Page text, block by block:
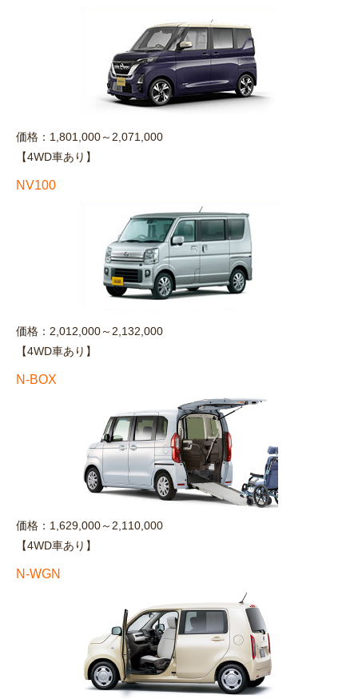
価格：1,801,000～2,071,000
【4WD車あり】
NV100
価格：2,012,000～2,132,000
【4WD車あり】
N-BOX
価格：1,629,000～2,110,000
【4WD車あり】
N-WGN